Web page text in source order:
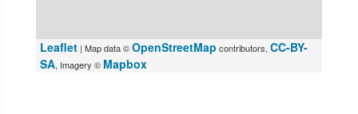
Leaflet | Map data ©OpenStreetMap contributors, CC-BY-
SA, Imagery © Mapbox